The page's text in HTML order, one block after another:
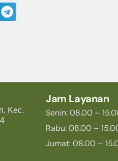
Kec.
Jam Layanan
Senin: 08.00 –
Rabu: 08.00 –
Jumat: 08.00 –